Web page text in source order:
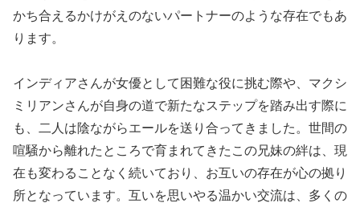
かち合えるかけがえのないパートナーのような存在でもあ
ります。
インディアさんが女優として困難な役に挑む際や、マクシ
ミリアンさんが自身の道で新たなステップを踏み出す際に
も、二人は陰ながらエールを送り合ってきました。世間の
喧騒から離れたところで育まれてきたこの兄妹の絆は、現
在も変わることなく続いており、お互いの存在が心の拠り
所となっています。互いを思いやる温かい交流は、多くの